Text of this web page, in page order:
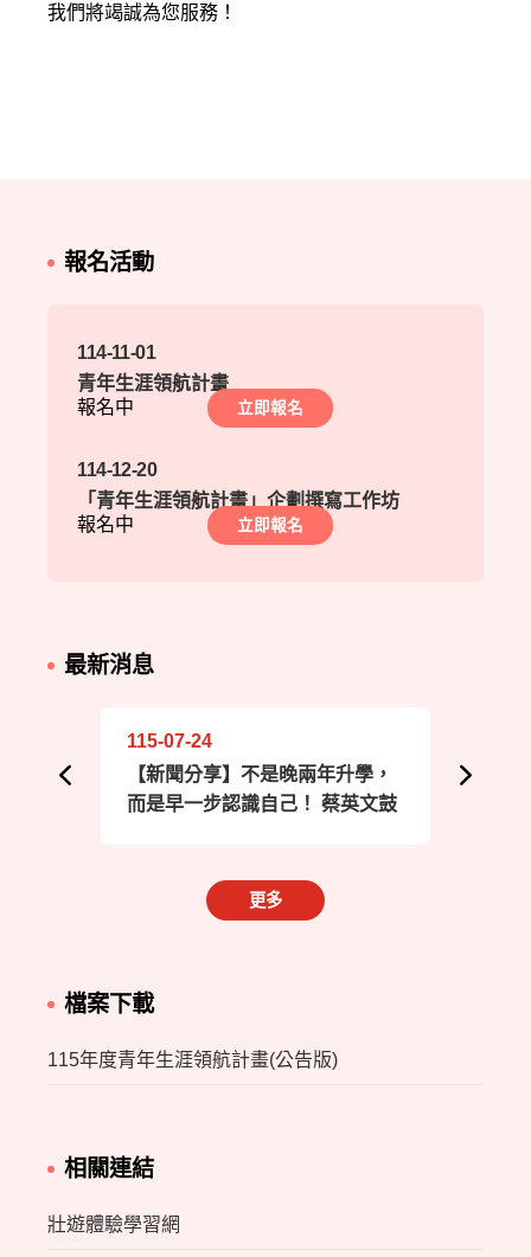
我們將竭誠為您服務！
報名活動
114-11-01
青年生涯領航計畫
報名中
立即報名
114-12-20
「青年生涯領航計畫」企劃撰寫工作坊
報名中
立即報名
最新消息
115-07-24
【新聞分享】不是晚兩年升學，
而是早一步認識自己！ 蔡英文鼓
更多
檔案下載
115年度青年生涯領航計畫(公告版)
相關連結
壯遊體驗學習網